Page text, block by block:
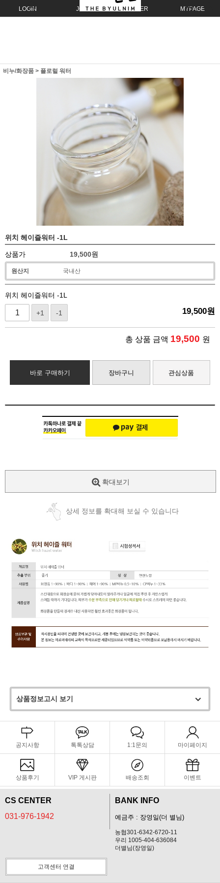
LOGIN JOIN ORDER MYPAGE
비누/화장품 > 플로럴 워터
위치 헤이즐워터 -1L
상품가 19,500원
원산지 국내산
위치 헤이즐워터 -1L
+1 -1 19,500원
총 상품 금액 19,500 원
바로 구매하기 장바구니 관심상품
확대보기
상세 정보를 확대해 보실 수 있습니다
상품정보고시 보기
공지사항 톡톡상담 1:1문의 마이페이지
상품후기 VIP 게시판 배송조회 이벤트
CS CENTER
031-976-1942
BANK INFO
예금주 : 장영일(더 별님)
농협301-6342-6720-11
우리 1005-404-636084
더별님(장영일)
고객센터 연결